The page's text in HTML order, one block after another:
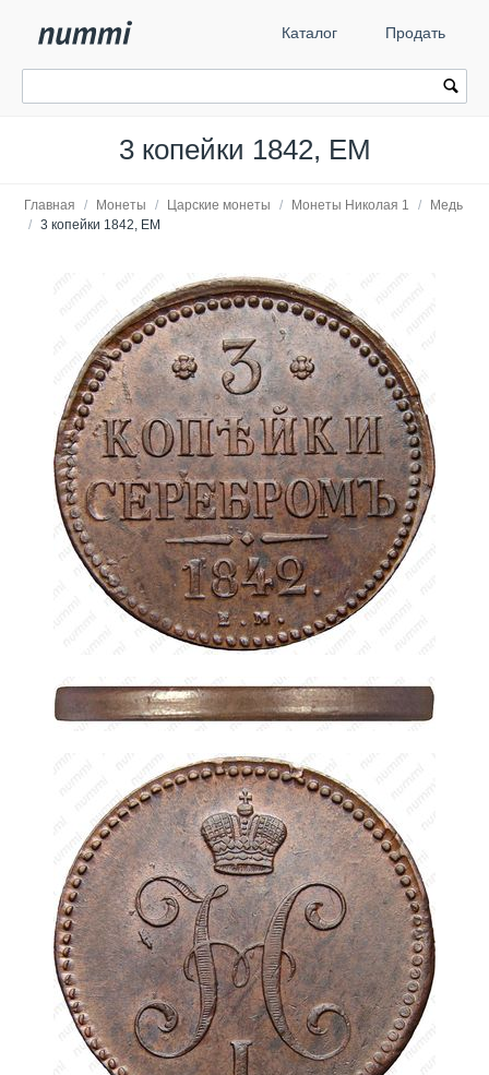
Каталог Продать
3 копейки 1842, ЕМ
Главная / Монеты / Царские монеты / Монеты Николая 1 /
Медь
/ 3 копейки 1842, ЕМ